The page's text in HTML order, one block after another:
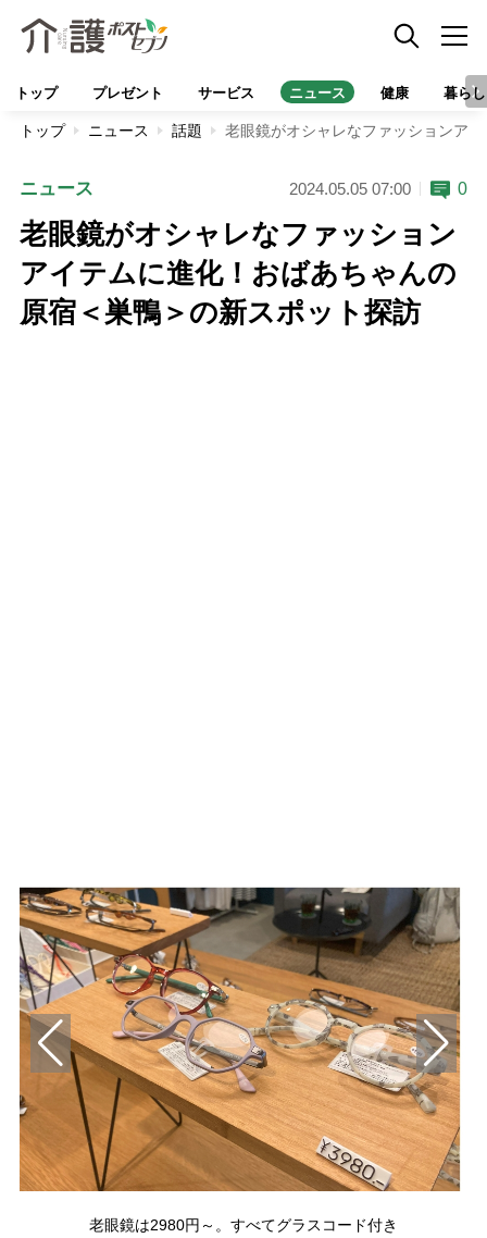
トップ プレゼント サービス ニュース 健康 暮らし
トップ ニュース 話題 老眼鏡がオシャレなファッションア
ニュース 2024.05.05 07:00 0
老眼鏡がオシャレなファッション
アイテムに進化！おばあちゃんの
原宿＜巣鴨＞の新スポット探訪
老眼鏡は2980円～。すべてグラスコード付き